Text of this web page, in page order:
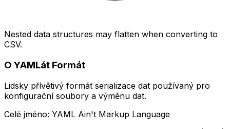
Nested data structures may flatten when converting to
CSV.
O YAMLát Formát
Lidsky přívětivý formát serializace dat používaný pro
konfigurační soubory a výměnu dat.
Celé jméno: YAML Ain't Markup Language